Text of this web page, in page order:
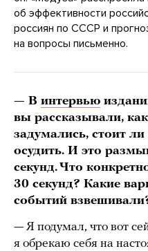
об эффективности
россиян по СССР и
на вопросы письменно.
— В интервью
вы рассказывали,
задумались, стоит
осудить. И это
секунд. Что
30 секунд? Какие
событий
— Я подумал, что вот
я обрекаю себя на